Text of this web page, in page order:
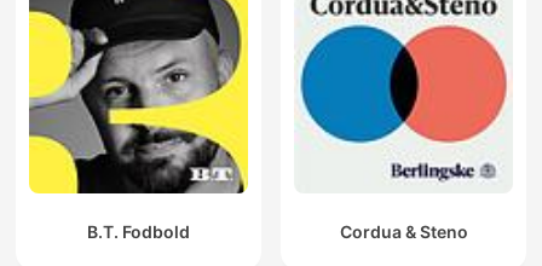
B.T. Fodbold Cordua & Steno